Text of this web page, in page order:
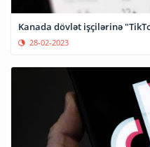
Kanada dövlət işçilərinə
28-02-2023